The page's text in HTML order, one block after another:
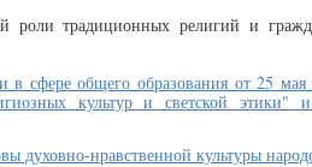
роли традиционных религий и
в сфере общего образования от 25
культур и светской этики"
духовно-нравственной культуры